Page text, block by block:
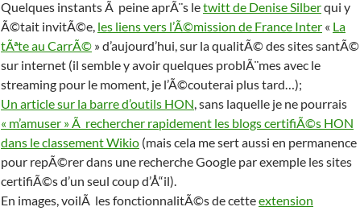
Quelques instants Ã peine aprÃ¨s letwitt de Denise Silberqui y
Ã©tait invitÃ©e, les liens vers l’Ã©mission de France Inter « La
tÃªte au CarrÃ© » d’aujourd’hui, sur la qualitÃ© des sites santÃ©
sur internet (il semble y avoir quelques problÃ¨mes avec le
streaming pour le moment, je l’Ã©couterai plus tard…);
Un article sur la barre d’outils HON, sans laquelle je ne pourrais
« m’amuser » Ã rechercher rapidement les blogs certifiÃ©s HON
dans le classement Wikio (mais cela me sert aussi en permanence
pour repÃ©rer dans une recherche Google par exemple les sites
certifiÃ©s d’un seul coup d’Å“il).
En images, voilÃ les fonctionnalitÃ©s de cetteextension